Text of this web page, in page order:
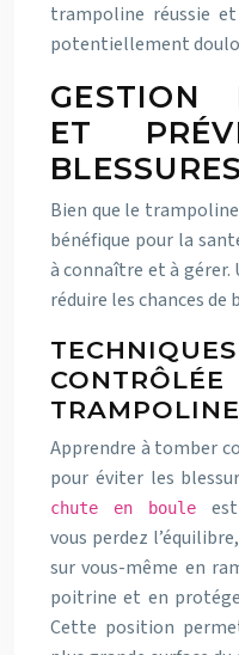
trampoline réussie
potentiellement
GESTION
ET
Bien que le
bénéfique pour la
à connaître et à gérer.
réduire les chances de
TRAMPOLINE
Apprendre à tomber
pour éviter les
chute en boule
vous perdez
sur vous-même en
poitrine et en
Cette position